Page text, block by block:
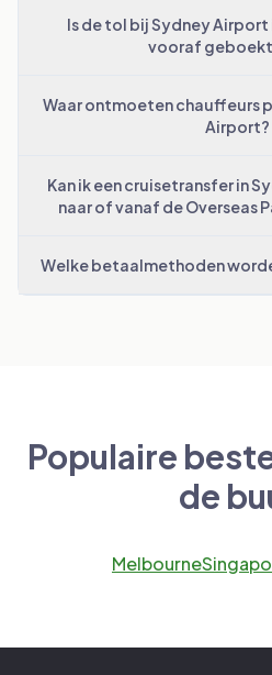
Is de tol bij Sydney
vooraf
Waar ontmoeten chauffeurs
Airport?
Kan ik een cruisetransfer in
naar of vanaf de Overseas
Welke betaalmethoden
Populaire
de
Melbourne